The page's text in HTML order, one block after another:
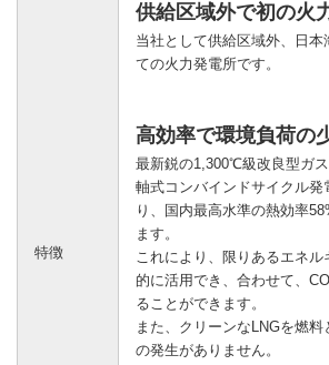
特徴
供給区域外で初の火
当社として供給区域外、日本
ての火力発電所です。
高効率で環境負荷の
最新鋭の1,300℃級改良型ガ
軸式コンバインドサイクル発
り、国内最高水準の熱効率
ます。
これにより、限りあるエネル
的に活用でき、合わせて、
ることができます。
また、クリーンなLNGを燃
の発生がありません。